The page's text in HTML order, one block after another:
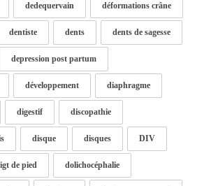
dedequervain déformations crâne
dentiste dents dents de sagesse
depression post partum
développement diaphragme
digestif discopathie
disque disques DIV
de pied dolichocéphalie